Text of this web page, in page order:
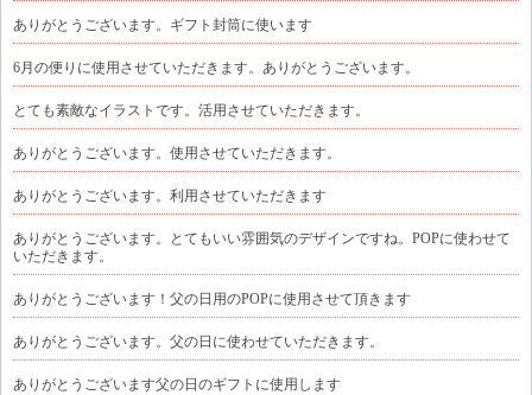
ありがとうございます。ギフト封筒に使います
6月の便りに使用させていただきます。ありがとうございます。
とても素敵なイラストです。活用させていただきます。
ありがとうございます。使用させていただきます。
ありがとうございます。利用させていただきます
ありがとうございます。とてもいい雰囲気のデザインですね。POPに使わせて
いただきます。
ありがとうございます！父の日用のPOPに使用させて頂きます
ありがとうございます。父の日に使わせていただきます。
ありがとうございます父の日のギフトに使用します